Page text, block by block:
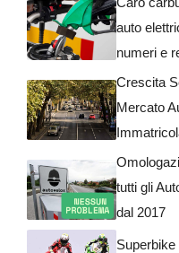
auto
numeri e
Crescita
Mercato
tutti gli
dal 2017